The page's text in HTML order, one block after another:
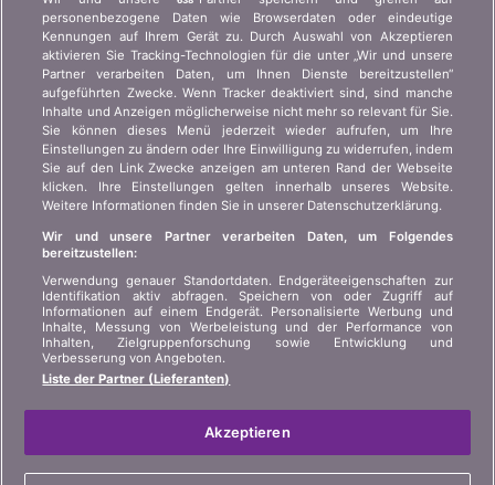
Presseanfragen, Partnerschaften, Werbung...
Wer sind wir?
Kontakt
Werbung
Beitritt / Partnerschaft
Presse
Kundeninformation Art.
45 VAG
Datenschutz der
Privatsphäre
Rechtliche Informationen
SPRACHE
FR IT
personenbezogene Daten wie Browserdaten oder eindeutige
Kennungen auf Ihrem Gerät zu. Durch Auswahl von Akzeptieren
aktivieren Sie Tracking-Technologien für die unter „Wir und unsere
Partner verarbeiten Daten, um Ihnen Dienste bereitzustellen“
aufgeführten Zwecke. Wenn Tracker deaktiviert sind, sind manche
Inhalte und Anzeigen möglicherweise nicht mehr so relevant für Sie.
Sie können dieses Menü jederzeit wieder aufrufen, um Ihre
Einstellungen zu ändern oder Ihre Einwilligung zu widerrufen, indem
Sie auf den Link Zwecke anzeigen am unteren Rand der Webseite
klicken. Ihre Einstellungen gelten innerhalb unseres Website.
Weitere Informationen finden Sie in unserer Datenschutzerklärung.
Wir und unsere Partner verarbeiten Daten, um Folgendes
bereitzustellen:
Verwendung genauer Standortdaten. Endgeräteeigenschaften zur
Identifikation aktiv abfragen. Speichern von oder Zugriff auf
Informationen auf einem Endgerät. Personalisierte Werbung und
Inhalte, Messung von Werbeleistung und der Performance von
Inhalten, Zielgruppenforschung sowie Entwicklung und
Verbesserung von Angeboten.
Liste der Partner (Lieferanten)
Akzeptieren